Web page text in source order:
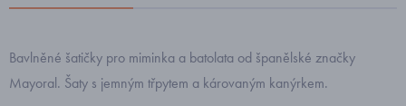
Bavlněné šatičky pro miminka a batolata od španělské značky
Mayoral. Šaty s jemným třpytem a károvaným kanýrkem.